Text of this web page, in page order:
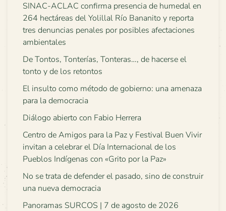
SINAC-ACLAC confirma presencia de humedal en
264 hectáreas del Yolillal Río Bananito y reporta
tres denuncias penales por posibles afectaciones
ambientales
De Tontos, Tonterías, Tonteras…, de hacerse el
tonto y de los retontos
El insulto como método de gobierno: una amenaza
para la democracia
Diálogo abierto con Fabio Herrera
Centro de Amigos para la Paz y Festival Buen Vivir
invitan a celebrar el Día Internacional de los
Pueblos Indígenas con «Grito por la Paz»
No se trata de defender el pasado, sino de construir
una nueva democracia
Panoramas SURCOS | 7 de agosto de 2026